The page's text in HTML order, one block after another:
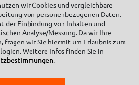
Impressum
Social Media
wir Cookies und vergleichbare
von personenbezogenen Daten.
der Einbindung von Inhalten und
Analyse/Messung. Da wir Ihre
fragen wir Sie hiermit um Erlaubnis zum
Weitere Infos finden Sie in
.